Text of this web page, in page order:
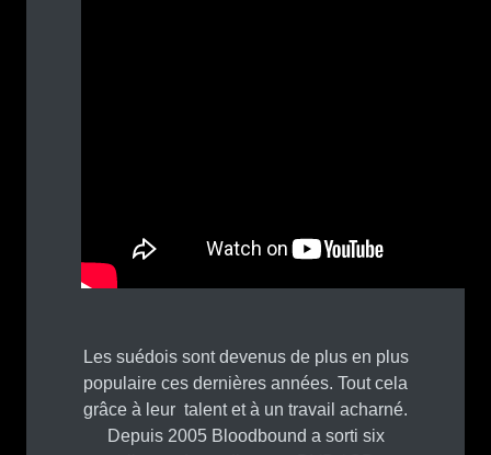
Les suédois sont devenus de plus en plus
populaire ces dernières années. Tout cela
grâce à leur talent et à un travail acharné.
Depuis 2005 Bloodbound a sorti six